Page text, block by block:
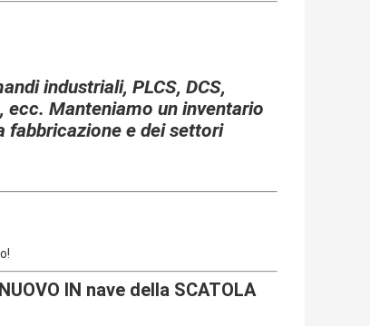
industriali, PLCS, DCS,
Manteniamo un inventario
fabbricazione e dei settori
IN nave della SCATOLA